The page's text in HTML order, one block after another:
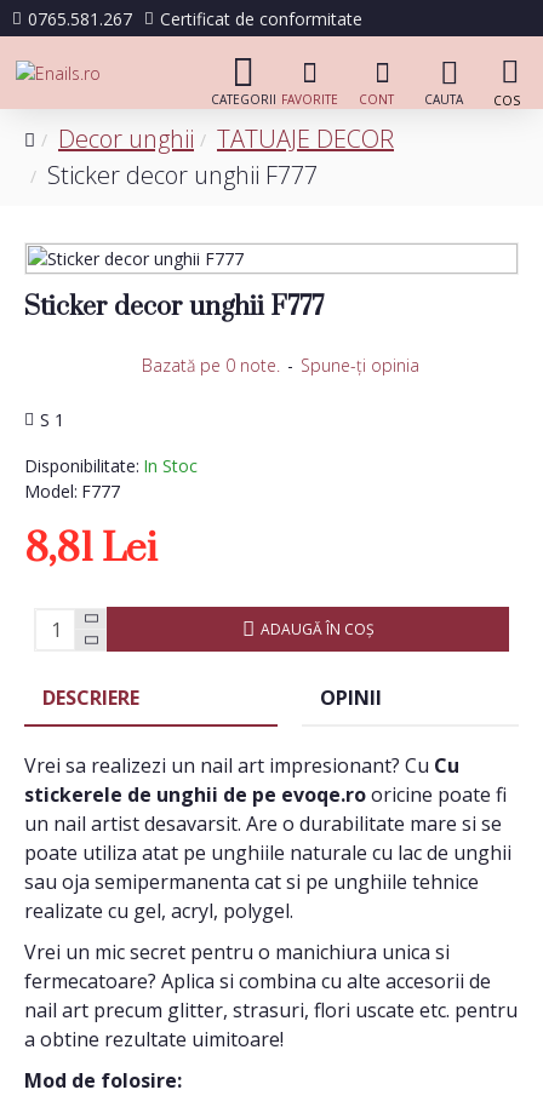
0765.581.267 Certificat de conformitate
Decor unghii
TATUAJE DECOR
Sticker decor unghii F777
Sticker decor unghii F777
Disponibilitate: In Stoc
Model: F777
S 1
Bazată pe 0 note. - Spune-ţi opinia
8,81 Lei
ADAUGĂ ÎN COŞ
DESCRIERE OPINII
Vrei sa realizezi un nail art impresionant? Cu Cu
stickerele de unghii de pe evoqe.rooricine poate fi
un nail artist desavarsit. Are o durabilitate mare si se
poate utiliza atat pe unghiile naturale cu lac de unghii
sau oja semipermanenta cat si pe unghiile tehnice
realizate cu gel, acryl, polygel.
Vrei un mic secret pentru o manichiura unica si
fermecatoare? Aplica si combina cu alte accesorii de
nail art precum glitter, strasuri, flori uscate etc. pentru
a obtine rezultate uimitoare!
Mod de folosire: